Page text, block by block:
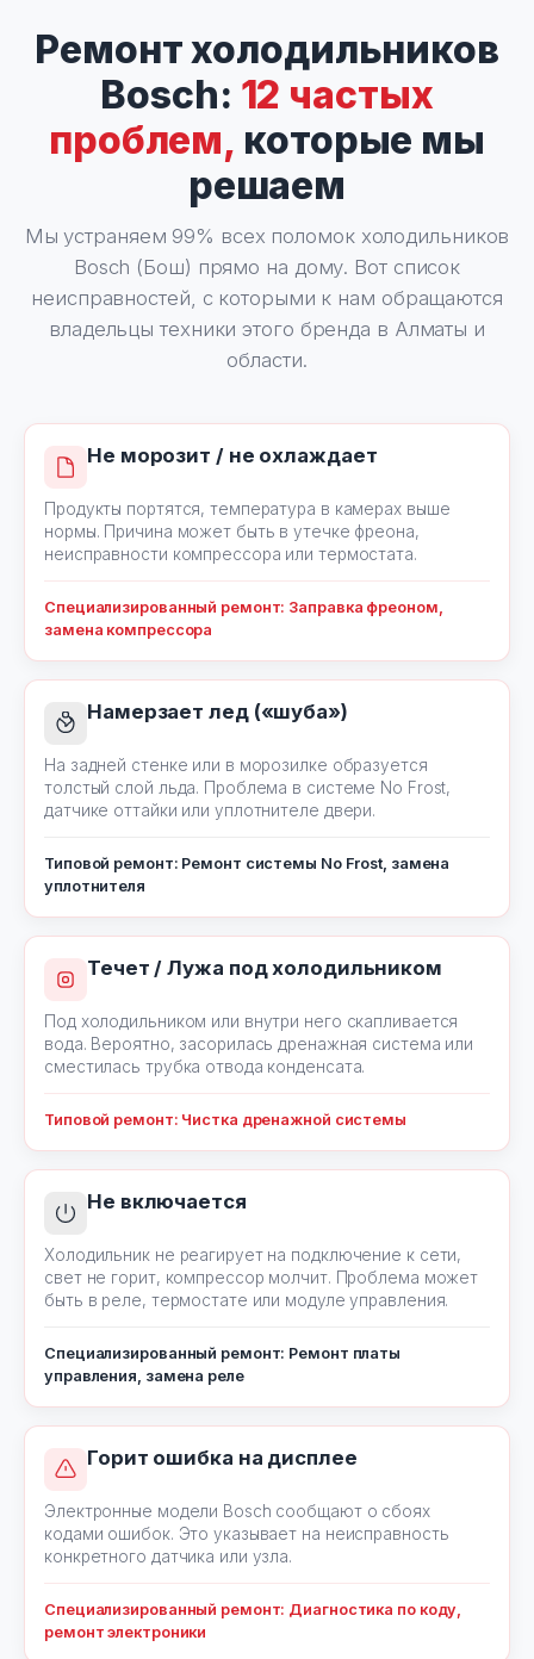
Ремонт холодильников
Bosch: 12 частых
проблем, которые мы
решаем
Мы устраняем 99% всех поломок холодильников
Bosch (Бош) прямо на дому. Вот список
неисправностей, с которыми к нам обращаются
владельцы техники этого бренда в Алматы и
области.
Не морозит / не охлаждает
Продукты портятся, температура в камерах выше
нормы. Причина может быть в утечке фреона,
неисправности компрессора или термостата.
Специализированный ремонт: Заправка фреоном,
замена компрессора
Намерзает лед («шуба»)
На задней стенке или в морозилке образуется
толстый слой льда. Проблема в системе No Frost,
датчике оттайки или уплотнителе двери.
Типовой ремонт: Ремонт системы No Frost, замена
уплотнителя
Течет / Лужа под холодильником
Под холодильником или внутри него скапливается
вода. Вероятно, засорилась дренажная система или
сместилась трубка отвода конденсата.
Типовой ремонт: Чистка дренажной системы
Не включается
Холодильник не реагирует на подключение к сети,
свет не горит, компрессор молчит. Проблема может
быть в реле, термостате или модуле управления.
Специализированный ремонт: Ремонт платы
управления, замена реле
Горит ошибка на дисплее
Электронные модели Bosch сообщают о сбоях
кодами ошибок. Это указывает на неисправность
конкретного датчика или узла.
Специализированный ремонт: Диагностика по коду,
ремонт электроники